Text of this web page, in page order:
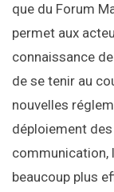
que du Forum
permet aux
connaissance
de se tenir au
nouvelles
déploiement
communication,
beaucoup plus